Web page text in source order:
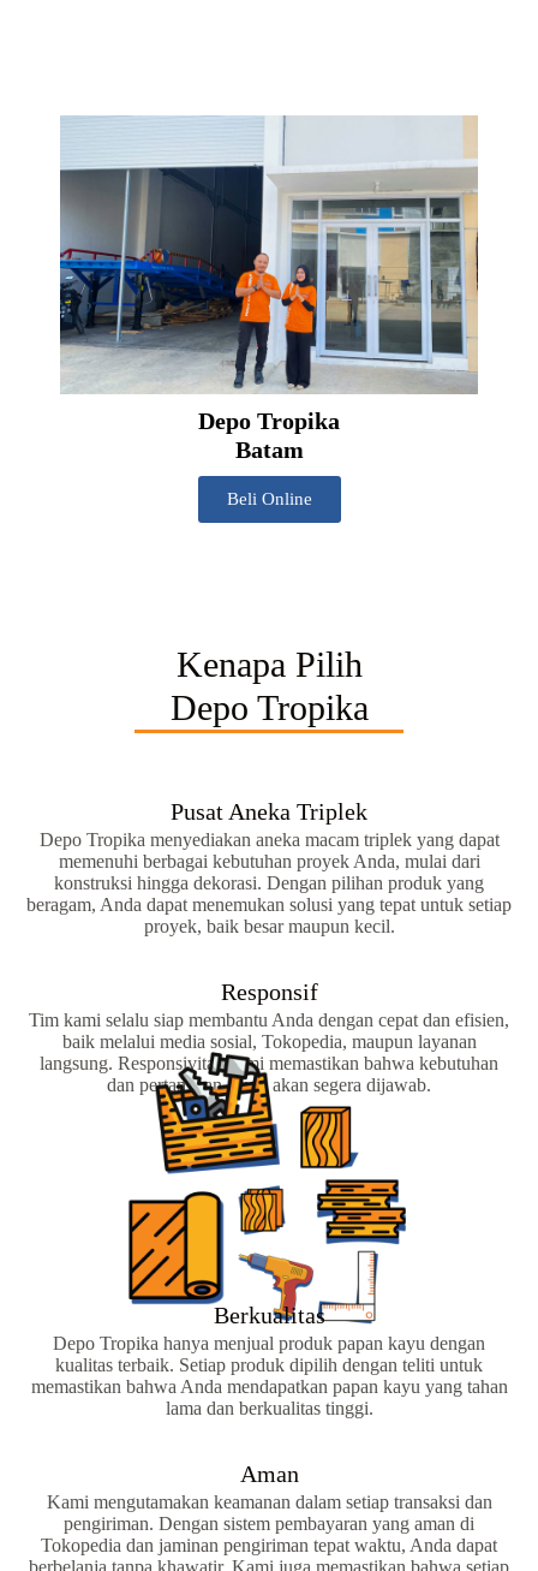
Depo Tropika
Batam
Beli Online
Kenapa Pilih
Depo Tropika
Pusat Aneka Triplek
Depo Tropika menyediakan aneka macam triplek yang dapat
memenuhi berbagai kebutuhan proyek Anda, mulai dari
konstruksi hingga dekorasi. Dengan pilihan produk yang
beragam, Anda dapat menemukan solusi yang tepat untuk setiap
proyek, baik besar maupun kecil.
Responsif
Tim kami selalu siap membantu Anda dengan cepat dan efisien,
baik melalui media sosial, Tokopedia, maupun layanan
langsung. Responsivitas kami memastikan bahwa kebutuhan
dan pertanyaan Anda akan segera dijawab.
Berkualitas
Depo Tropika hanya menjual produk papan kayu dengan
kualitas terbaik. Setiap produk dipilih dengan teliti untuk
memastikan bahwa Anda mendapatkan papan kayu yang tahan
lama dan berkualitas tinggi.
Aman
Kami mengutamakan keamanan dalam setiap transaksi dan
pengiriman. Dengan sistem pembayaran yang aman di
Tokopedia dan jaminan pengiriman tepat waktu, Anda dapat
berbelanja tanpa khawatir. Kami juga memastikan bahwa setiap